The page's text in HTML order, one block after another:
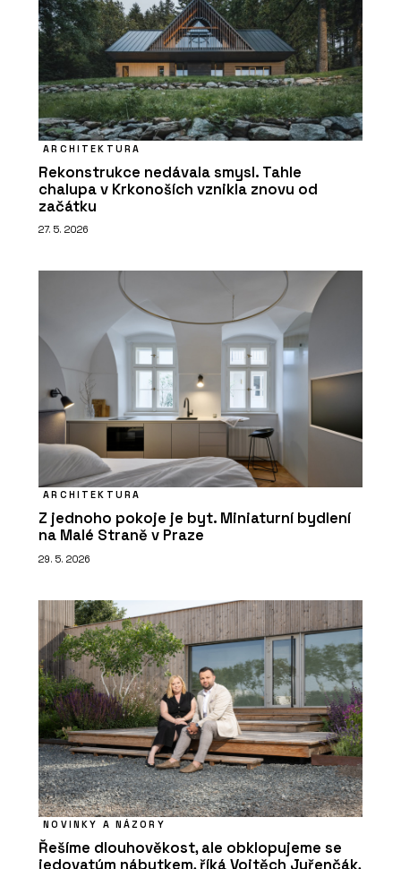
ARCHITEKTURA
Rekonstrukce nedávala smysl. Tahle
chalupa v Krkonoších vznikla znovu od
začátku
27. 5. 2026
ARCHITEKTURA
Z jednoho pokoje je byt. Miniaturní bydlení
na Malé Straně v Praze
29. 5. 2026
NOVINKY A NÁZORY
Řešíme dlouhověkost, ale obklopujeme se
jedovatým nábytkem, říká Vojtěch Juřenčák,